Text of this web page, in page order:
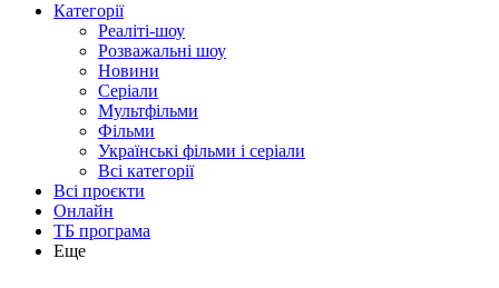
Категорії
Реаліті-шоу
Розважальні шоу
Новини
Серіали
Мультфільми
Фільми
Українські фільми і серіали
Всі категорії
Всі проєкти
Онлайн
ТБ програма
Еще